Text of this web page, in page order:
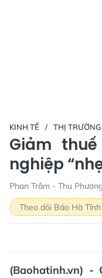
KINH TẾ THỊ TRƯỜNG
Giảm
nghiệp
Phan Trâm - Thu
Theo dõi Báo Hà
(Baohatinh.vn)